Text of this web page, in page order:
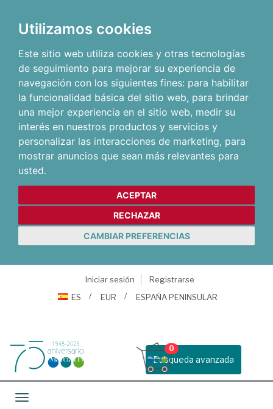
Utilizamos cookies
Este sitio web utiliza cookies y otras tecnologías
de seguimiento para mejorar su experiencia de
navegación con los siguientes fines: para habilitar
la funcionalidad básica del sitio web, para brindar
una mejor experiencia en el sitio web, medir su
interés en nuestros productos y servicios y
personalizar las interacciones de marketing, para
mostrar anuncios que sean más relevantes para
usted.
ACEPTAR
RECHAZAR
CAMBIAR PREFERENCIAS
Iniciar sesión
Registrarse
ES
EUR ESPAÑA PENINSULAR
Busqueda avanzada
0
Toggle navigation